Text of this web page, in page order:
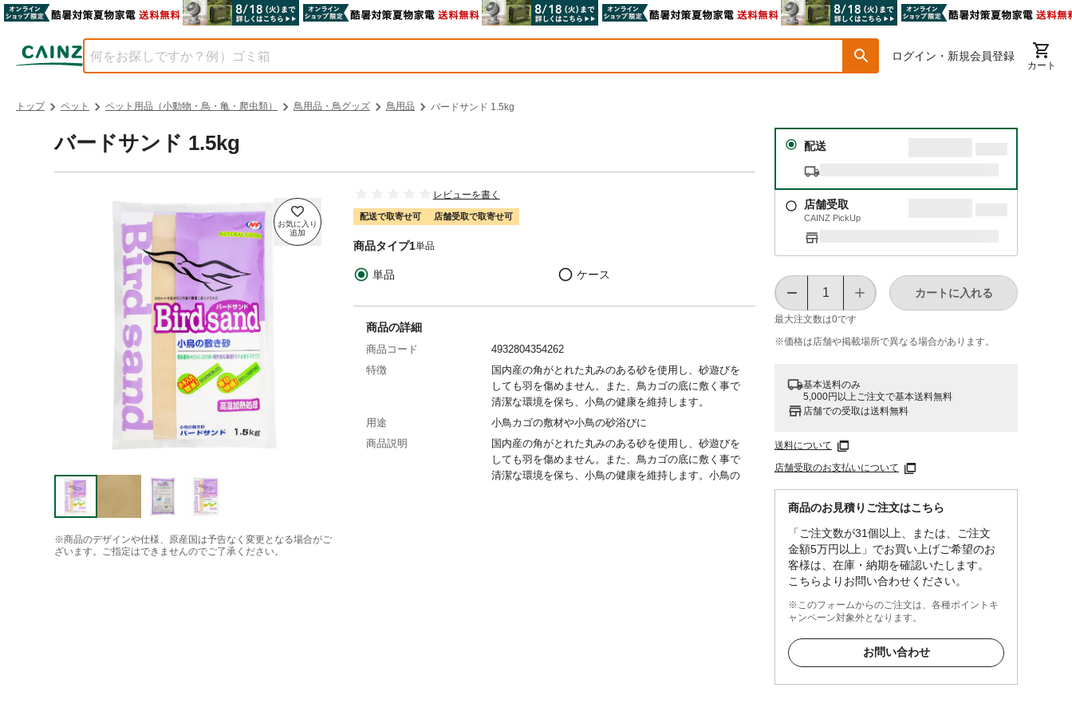
ログイン・新規会員登録
カート
トップ ペット ペット用品（小動物・鳥・亀・爬虫類） 鳥用品・鳥グッズ 鳥用品 バードサンド 1.5kg
バードサンド 1.5kg
※商品のデザインや仕様、原産国は予告なく変更となる場合がご
ざいます。ご指定はできませんのでご了承ください。
レビューを書く
配送で取寄せ可 店舗受取で取寄せ可
商品タイプ1単品
単品 ケース
配送
店舗受取
CAINZ PickUp
最大注文数は0です
カートに入れる
※価格は​店舗や​掲載場所で​異なる​場合が​あります。
基本送料のみ
5,000円以上ご注文で基本送料無料
店舗での受取は送料無料
送料について
店舗受取のお支払いについて
商品のお見積りご注文はこちら
「ご注文数が31個以上、または、ご注文
金額5万円以上」でお買い上げご希望のお
客様は、在庫・納期を確認いたします。
こちらよりお問い合わせください。
※このフォームからのご注文は、各種ポイントキ
ャンペーン対象外となります。
お問い合わせ
商品の詳細
商品コード
4932804354262
特徴
国内産の角がとれた丸みのある砂を使用し、砂遊びを
しても羽を傷めません。また、鳥カゴの底に敷く事で
清潔な環境を保ち、小鳥の健康を維持します。
用途
小鳥カゴの敷材や小鳥の砂浴びに
商品説明
国内産の角がとれた丸みのある砂を使用し、砂遊びを
しても羽を傷めません。また、鳥カゴの底に敷く事で
清潔な環境を保ち、小鳥の健康を維持します。小鳥の